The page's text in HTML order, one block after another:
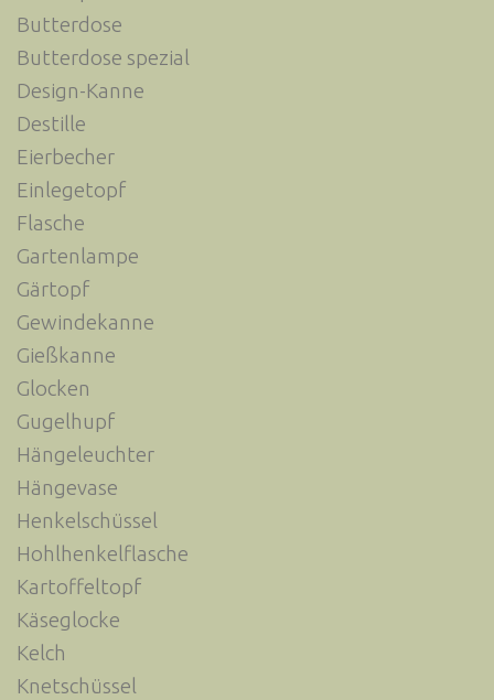
Butterdose
Butterdose spezial
Design-Kanne
Destille
Eierbecher
Einlegetopf
Flasche
Gartenlampe
Gärtopf
Gewindekanne
Gießkanne
Glocken
Gugelhupf
Hängeleuchter
Hängevase
Henkelschüssel
Hohlhenkelflasche
Kartoffeltopf
Käseglocke
Kelch
Knetschüssel